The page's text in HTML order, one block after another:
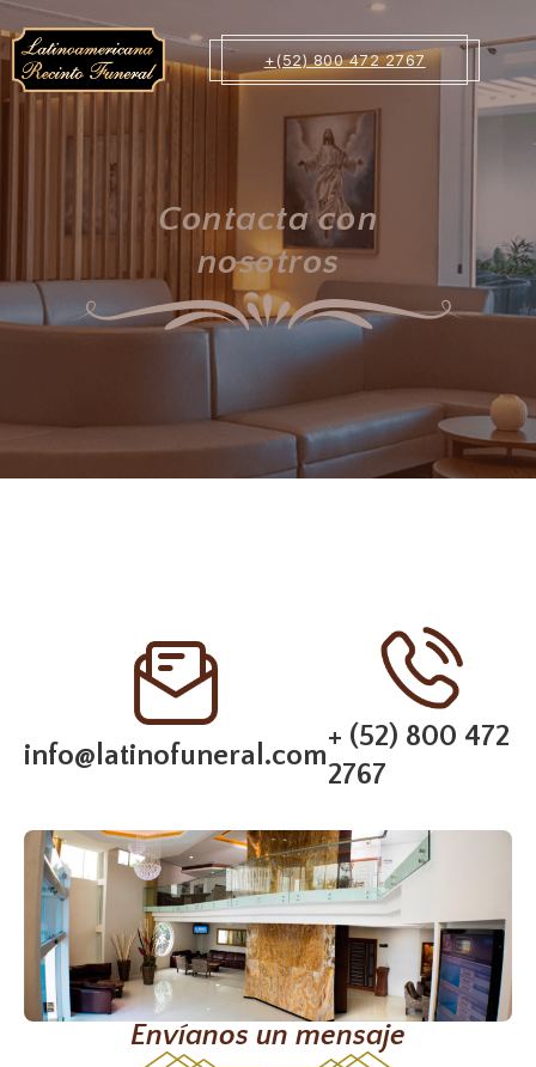
+(52) 800 472 2767
Contacta con
nosotros
info@latinofuneral.com
+ (52) 800 472
2767
Envíanos un mensaje